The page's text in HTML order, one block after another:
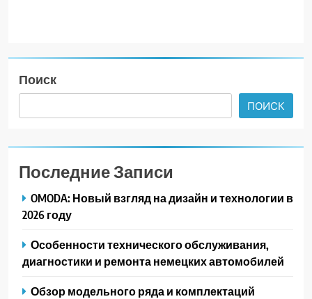
Поиск
ПОИСК
Последние Записи
OMODA: Новый взгляд на дизайн и технологии в
2026 году
Особенности технического обслуживания,
диагностики и ремонта немецких автомобилей
Обзор модельного ряда и комплектаций